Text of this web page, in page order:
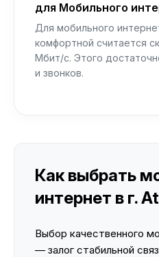
для Мобильного
Для мобильного
комфортной считается
Мбит/с. Этого
и звонков.
Как выбрать
интернет в г.
Выбор качественного
— залог стабильной